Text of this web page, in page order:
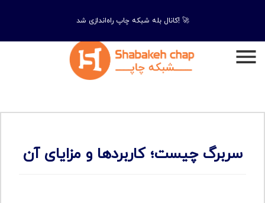
کانال بله شبکه چاپ راه‌اندازی شد! 🚀
سربرگ چیست؛ کاربردها و مزایای آن